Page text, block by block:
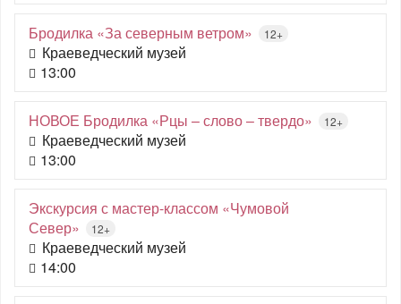
Бродилка «За северным ветром» 12+
Краеведческий музей
13:00
НОВОЕ Бродилка «Рцы – слово – твердо» 12+
Краеведческий музей
13:00
Экскурсия с мастер-классом «Чумовой
Север»
12+
Краеведческий музей
14:00